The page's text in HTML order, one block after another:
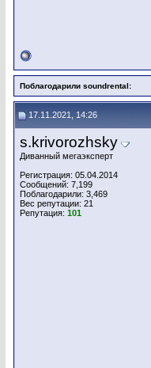
Поблагодарили soundrental:
17.11.2021, 14:26
s.krivorozhsky
Диванный мегаэксперт
Регистрация: 05.04.2014
Сообщений: 7,199
Поблагодарили: 3,469
Вес репутации: 21
Репутация: 101